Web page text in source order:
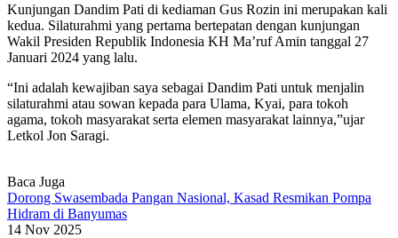
Kunjungan Dandim Pati di kediaman Gus Rozin ini merupakan kali
kedua. Silaturahmi yang pertama bertepatan dengan kunjungan
Wakil Presiden Republik Indonesia KH Ma’ruf Amin tanggal 27
Januari 2024 yang lalu.
“Ini adalah kewajiban saya sebagai Dandim Pati untuk menjalin
silaturahmi atau sowan kepada para Ulama, Kyai, para tokoh
agama, tokoh masyarakat serta elemen masyarakat lainnya,”ujar
Letkol Jon Saragi.
Baca Juga
Dorong Swasembada Pangan Nasional, Kasad Resmikan Pompa
Hidram di Banyumas
14 Nov 2025